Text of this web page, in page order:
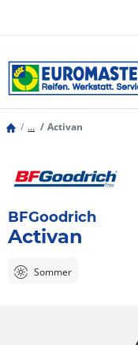
... Activan
BFGoodrich
Activan
Sommer